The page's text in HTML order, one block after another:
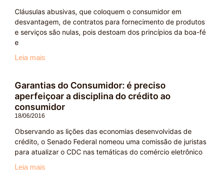
Cláusulas abusivas, que coloquem o consumidor em
desvantagem, de contratos para fornecimento de produtos
e serviços são nulas, pois destoam dos princípios da boa-fé
e
Leia mais
Garantias do Consumidor: é preciso
aperfeiçoar a disciplina do crédito ao
consumidor
18/06/2016
Observando as lições das economias desenvolvidas de
crédito, o Senado Federal nomeou uma comissão de juristas
para atualizar o CDC nas temáticas do comércio eletrônico
Leia mais